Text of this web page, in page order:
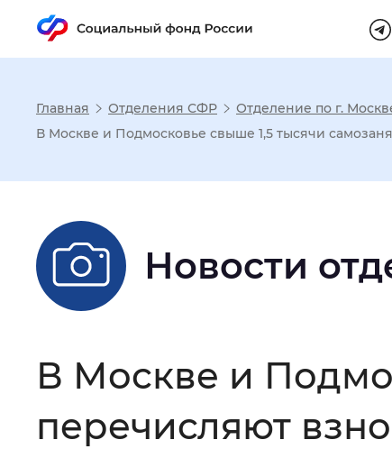
Настройка
Шрифт: Без засечек С
Цвет сайта: Монохромный
Главная Отделения СФР Отделение по г.
В Москве и Подмосковье свыше 1,5 тысячи
Новости
В Москве и
перечисляют